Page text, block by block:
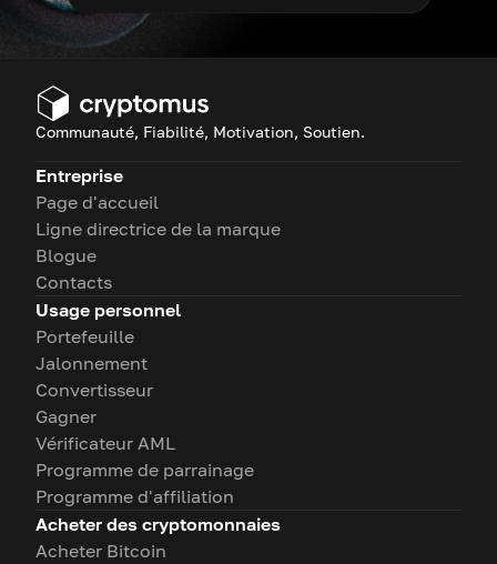
Communauté, Fiabilité, Motivation, Soutien.
Entreprise
Page d'accueil
Ligne directrice de la marque
Blogue
Contacts
Usage personnel
Portefeuille
Jalonnement
Convertisseur
Gagner
Vérificateur AML
Programme de parrainage
Programme d'affiliation
Acheter des cryptomonnaies
Acheter Bitcoin